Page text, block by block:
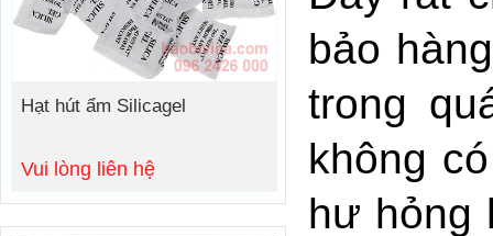
Hạt hút ẩm Silicagel
Vui lòng liên hệ
bảo
trong
không
hư hỏng